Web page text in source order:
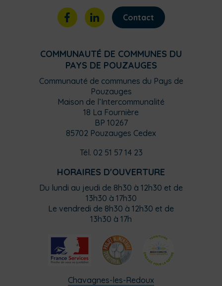
Contact
COMMUNAUTÉ DE COMMUNES DU
PAYS DE POUZAUGES
Communauté de communes du Pays de
Pouzauges
Maison de l’Intercommunalité
18 La Fournière
BP 10267
85702 Pouzauges Cedex
Tél. 02 51 57 14 23
HORAIRES D'OUVERTURE
Du lundi au jeudi de 8h30 à 12h30 et de
13h30 à 17h30
Le vendredi de 8h30 à 12h30 et de
13h30 à 17h
Chavagnes-les-Redoux